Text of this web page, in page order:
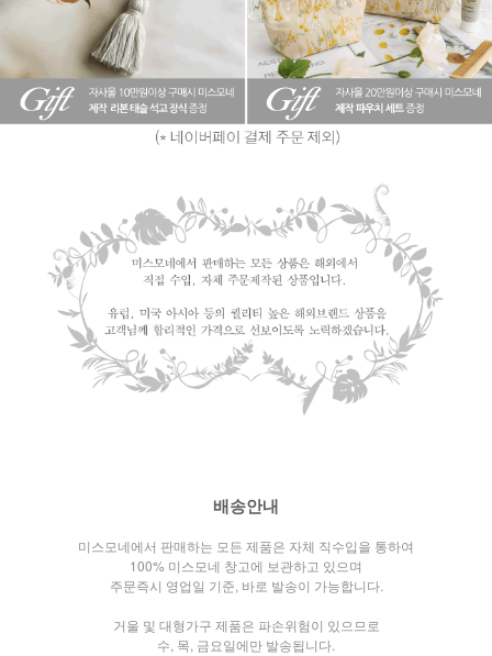
배송안내
미스모네에서 판매하는 모든 제품은 자체 직수입을 통하여
100% 미스모네 창고에 보관하고 있으며
주문즉시 영업일 기준, 바로 발송이 가능합니다.
거울 및 대형가구 제품은 파손위험이 있으므로
수, 목, 금요일에만 발송됩니다.